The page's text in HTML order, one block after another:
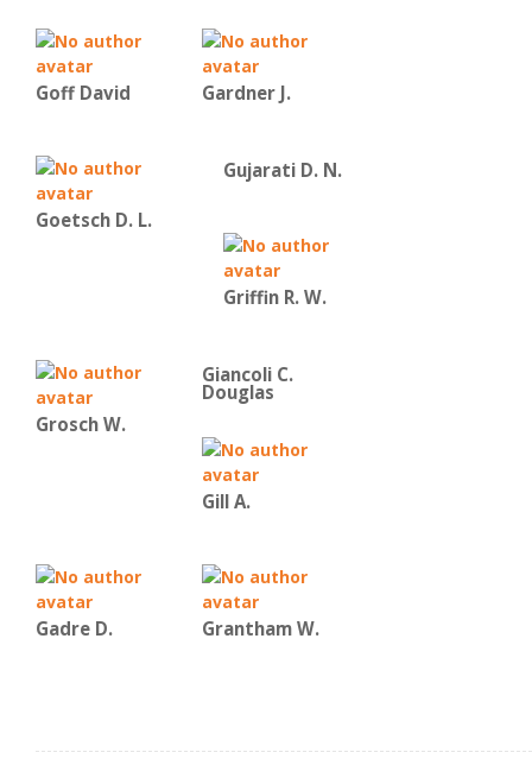
Goff David Gardner J.
Goetsch D. L.
Gujarati D. N.
Griffin R. W.
Grosch W.
Giancoli C.
Douglas
Gill A.
Gadre D. Grantham W.